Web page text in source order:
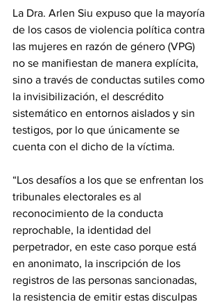
La Dra. Arlen Siu expuso que la mayoría
de los casos de violencia política contra
las mujeres en razón de género (VPG)
no se manifiestan de manera explícita,
sino a través de conductas sutiles como
la invisibilización, el descrédito
sistemático en entornos aislados y sin
testigos, por lo que únicamente se
cuenta con el dicho de la víctima.
“Los desafíos a los que se enfrentan los
tribunales electorales es al
reconocimiento de la conducta
reprochable, la identidad del
perpetrador, en este caso porque está
en anonimato, la inscripción de los
registros de las personas sancionadas,
la resistencia de emitir estas disculpas